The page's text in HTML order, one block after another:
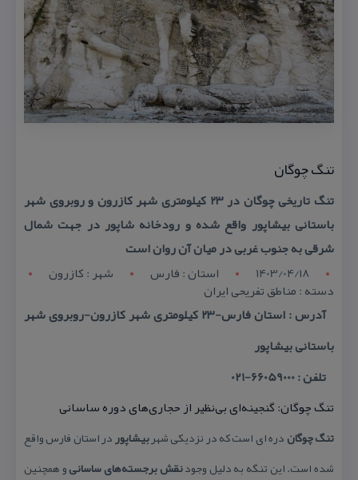
تنگ چوگان
تنگ تاریخی چوگان در ۲۳ كیلومتری شهر كازرون و روبروی شهر
باستانی بیشاپور واقع شده و رودخانه شاپور در جهت شمال
شرقی به جنوب غربی در میان آن روان است
1403/04/18
استان : فارس شهر : کازرون
دسته : مناطق تفریحی ایران
آدرس : استان فارس-۲۳ كیلومتری شهر كازرون-روبروی شهر
باستانی بیشاپور
تلفن : 66059000-021
تنگ چوگان: گنجینه‌ای بی‌نظیر از حجاری‌های دوره ساسانی
تنگ چوگاندره ای است كه در نزدیكی شهربیشاپوردر استان فارس واقع
شده است. این تنگه به دلیل وجودنقش برجسته‌های ساسانیو همچنین